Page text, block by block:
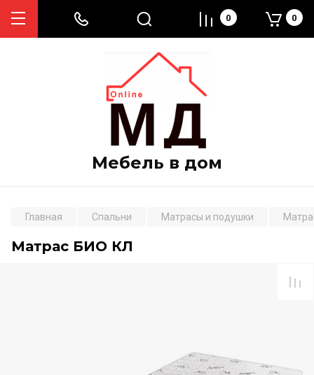
Мебель в дом
0 0
Главная Спальни Матрасы и подушки
Матрас БИО КЛ